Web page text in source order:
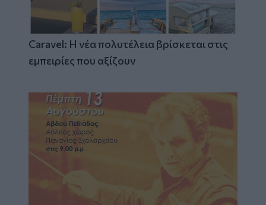
Caravel: Η νέα πολυτέλεια βρίσκεται στις
εμπειρίες που αξίζουν